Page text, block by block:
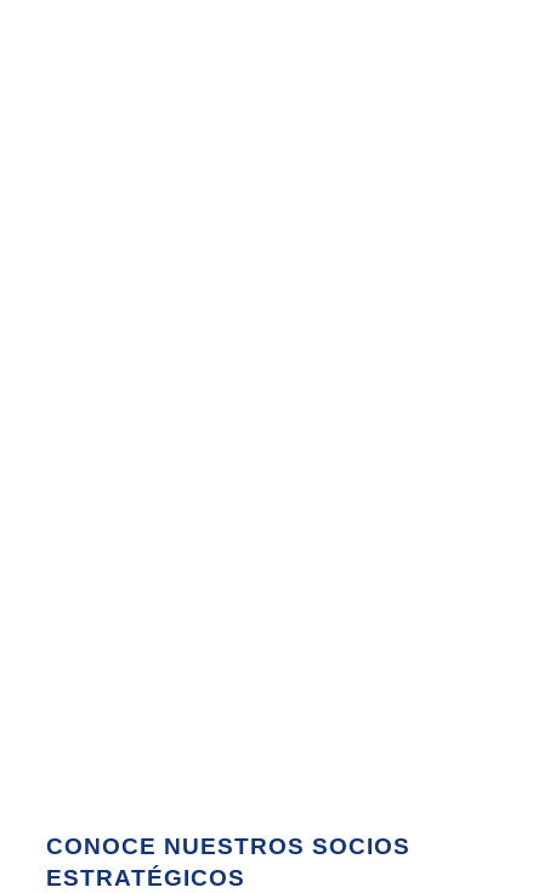
CONOCE NUESTROS SOCIOS
ESTRATÉGICOS